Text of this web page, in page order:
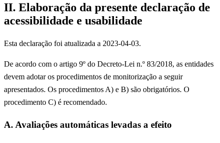
II. Elaboração da presente declaração de
acessibilidade e usabilidade
Esta declaração foi atualizada a 2023-04-03.
De acordo com o artigo 9º do Decreto-Lei n.º 83/2018, as entidades
devem adotar os procedimentos de monitorização a seguir
apresentados. Os procedimentos A) e B) são obrigatórios. O
procedimento C) é recomendado.
A. Avaliações automáticas levadas a efeito